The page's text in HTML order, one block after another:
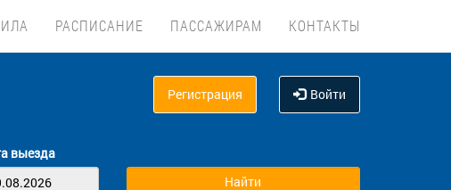
РАСПИСАНИЕ ПАССАЖИРАМ КОНТАКТЫ
Регистрация Войти
выезда